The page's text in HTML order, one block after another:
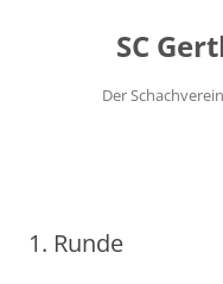
SC
Der
1. Runde